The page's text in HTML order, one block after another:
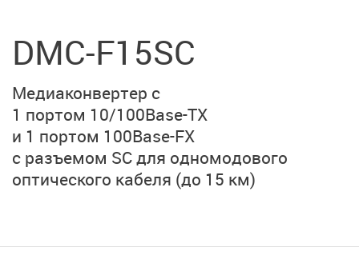
DMC-F15SC
Медиаконвертер с
1 портом 10/100Base-TX
и 1 портом 100Base-FX
с разъемом SC для одномодового
оптического кабеля (до 15 км)